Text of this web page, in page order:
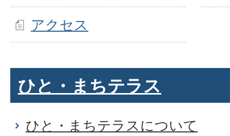
アクセス
ひと・まちテラス
ひと・まちテラスについて